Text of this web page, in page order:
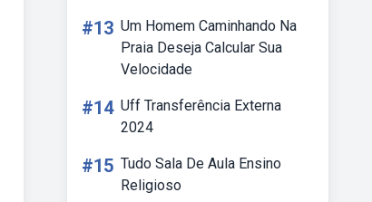
#13 Um Homem Caminhando Na
Praia Deseja Calcular Sua
Velocidade
#14 Uff Transferência Externa
2024
#15 Tudo Sala De Aula Ensino
Religioso